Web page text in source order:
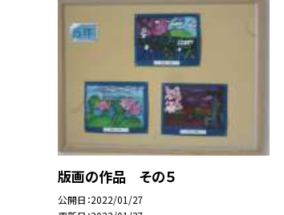
版画の作品 その５
公開日 2022/01/27